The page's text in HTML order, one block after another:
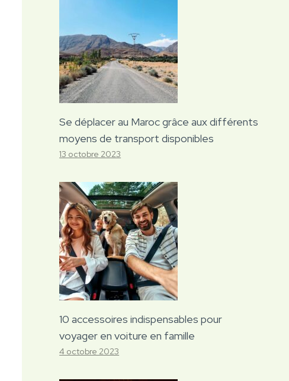
Se déplacer au Maroc grâce aux différents
moyens de transport disponibles
13 octobre 2023
10 accessoires indispensables pour
voyager en voiture en famille
4 octobre 2023